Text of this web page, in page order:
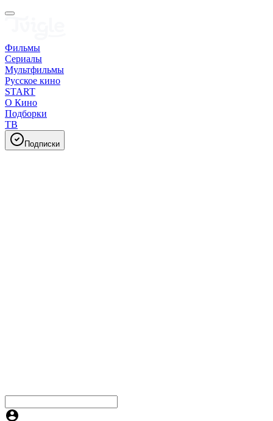
Фильмы
Сериалы
Мультфильмы
Русское кино
START
О Кино
Подборки
ТВ
Подписки